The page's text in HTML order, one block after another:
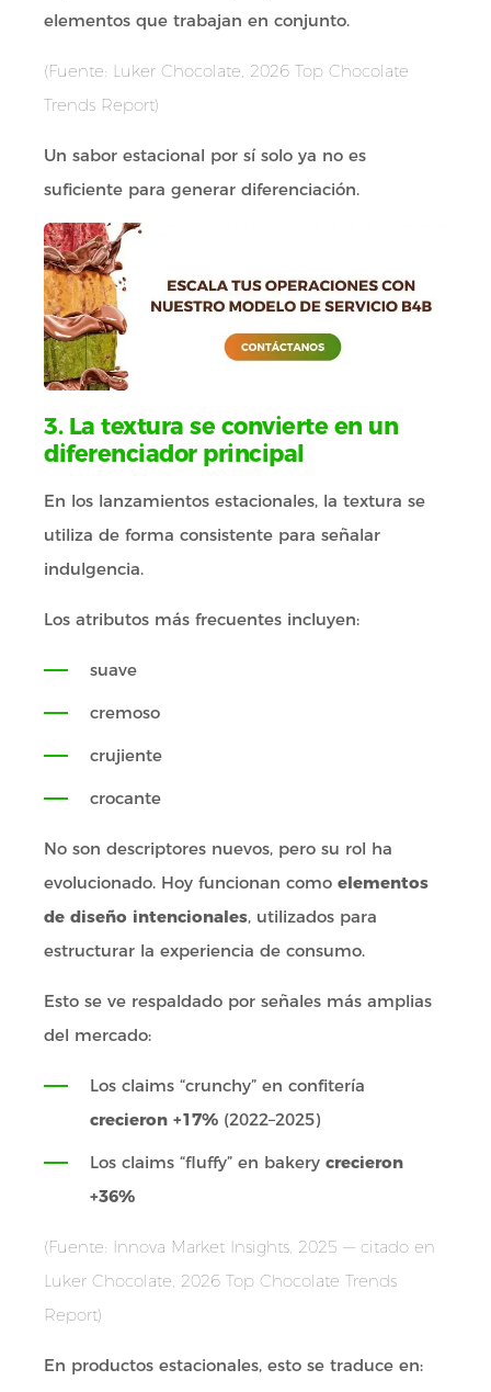
elementos que trabajan en conjunto.
(Fuente: Luker Chocolate, 2026 Top Chocolate
Trends Report)
Un sabor estacional por sí solo ya no es
suficiente para generar diferenciación.
3. La textura se convierte en un
diferenciador principal
En los lanzamientos estacionales, la textura se
utiliza de forma consistente para señalar
indulgencia.
Los atributos más frecuentes incluyen:
suave
cremoso
crujiente
crocante
No son descriptores nuevos, pero su rol ha
evolucionado. Hoy funcionan como elementos
de diseño intencionales, utilizados para
estructurar la experiencia de consumo.
Esto se ve respaldado por señales más amplias
del mercado:
Los claims “crunchy” en confitería
crecieron +17% (2022–2025)
Los claims “fluffy” en bakery crecieron
+36%
(Fuente: Innova Market Insights, 2025 — citado en
Luker Chocolate, 2026 Top Chocolate Trends
Report)
En productos estacionales, esto se traduce en: